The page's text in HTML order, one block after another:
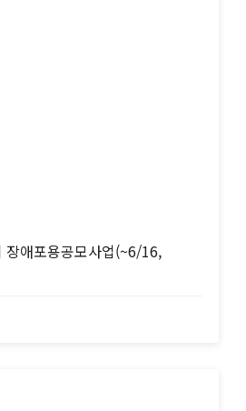
장애포용공모사업(~6/16,